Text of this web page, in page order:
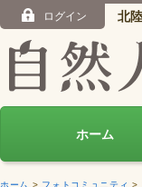
ログイン 北
ホーム
ホーム > フォトコミュニティ >